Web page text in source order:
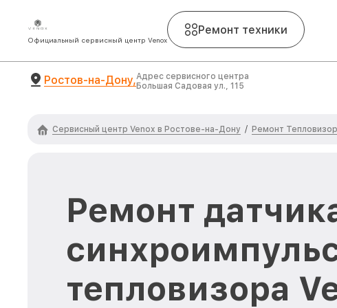
Официальный сервисный центр Venox
Ремонт техники
Ростов-на-Дону,Адрес сервисного центра
Большая Садовая ул., 115
Сервисный центр Venox в Ростове-на-Дону / Ремонт
Ремонт
тепловизора